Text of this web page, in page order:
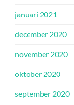
januari 2021
december 2020
november 2020
oktober 2020
september 2020